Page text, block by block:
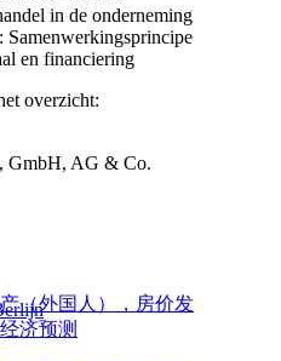
in de onderneming
: Samenwerkingsprincipe
en financiering
overzicht:
GmbH, AG & Co.